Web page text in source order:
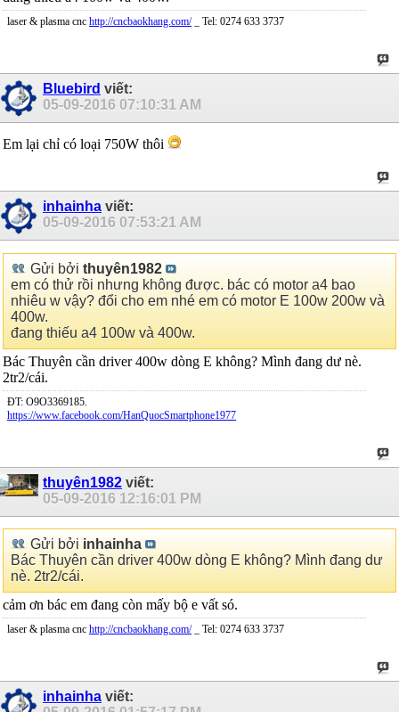
laser & plasma cnc http://cncbaokhang.com/_ Tel: 0274 633 3737
Bluebird viết:
05-09-2016 07:10:31 AM
Em lại chỉ có loại 750W thôi
inhainha viết:
05-09-2016 07:53:21 AM
Gửi bởi thuyên1982
em có thử rồi nhưng không được. bác có motor a4 bao
nhiêu w vậy? đổi cho em nhé em có motor E 100w 200w và
400w.
đang thiếu a4 100w và 400w.
Bác Thuyên cần driver 400w dòng E không? Mình đang dư nè.
2tr2/cái.
ĐT: O9O3369185.
https://www.facebook.com/HanQuocSmartphone1977
thuyên1982 viết:
05-09-2016 12:16:01 PM
Gửi bởi inhainha
Bác Thuyên cần driver 400w dòng E không? Mình đang dư
nè. 2tr2/cái.
cảm ơn bác em đang còn mấy bộ e vất só.
laser & plasma cnc http://cncbaokhang.com/_ Tel: 0274 633 3737
inhainha viết: